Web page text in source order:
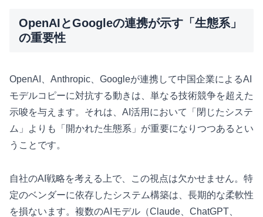
OpenAIとGoogleの連携が示す「生態系」
の重要性
OpenAI、Anthropic、Googleが連携して中国企業によるAI
モデルコピーに対抗する動きは、単なる技術競争を超えた
示唆を与えます。それは、AI活用において「閉じたシステ
ム」よりも「開かれた生態系」が重要になりつつあるとい
うことです。
自社のAI戦略を考える上で、この視点は欠かせません。特
定のベンダーに依存したシステム構築は、長期的な柔軟性
を損ないます。複数のAIモデル（Claude、ChatGPT、